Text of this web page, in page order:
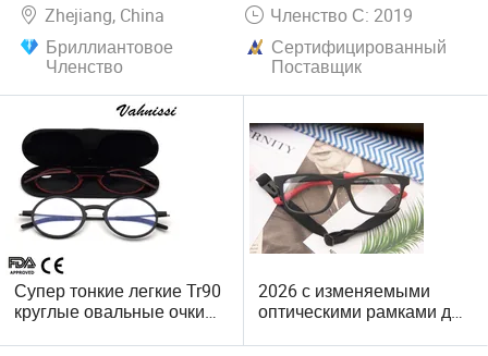
Zhejiang, China
Членство С: 2019
Бриллиантовое
Членство
Сертифицированный
Поставщик
Супер тонкие легкие Tr90
круглые овальные очки
2026 с изменяемыми
оптическими рамками для